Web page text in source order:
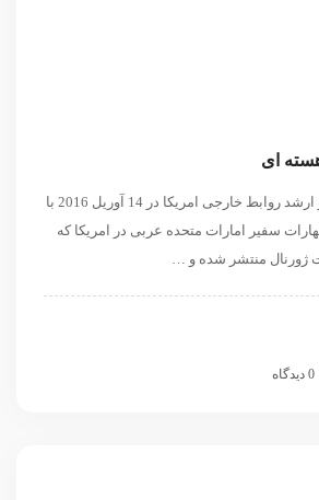
ای
فیلیپ گوردون* عضو ارشد روابط خارجی امریکا در 14 آوریل 2016 با
سفیر امارات متحده عربی در امریکا که
ژورنال منتشر شده و …
0 دیدگاه